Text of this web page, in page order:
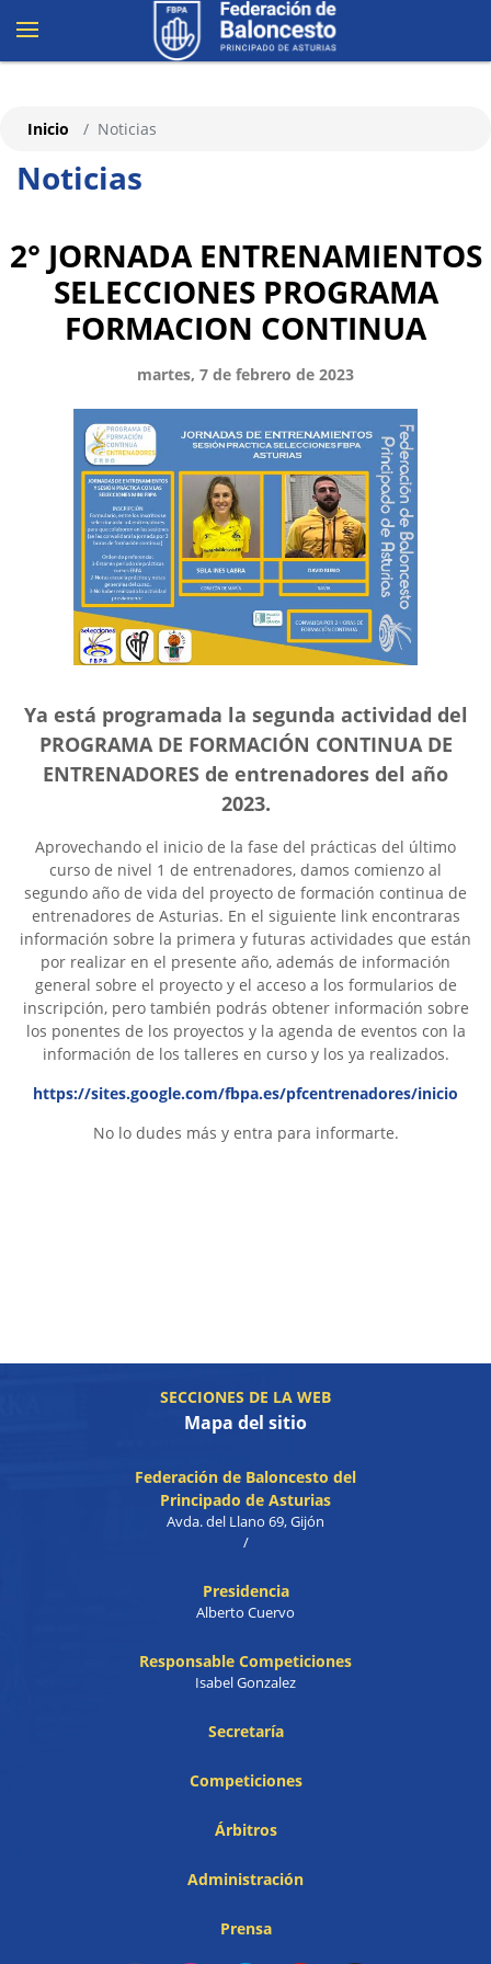
Noticias
Inicio Noticias
2° JORNADA ENTRENAMIENTOS
SELECCIONES PROGRAMA
FORMACION CONTINUA
martes, 7 de febrero de 2023
Ya está programada la segunda actividad del
PROGRAMA DE FORMACIÓN CONTINUA DE
ENTRENADORES de entrenadores del año
2023.
Aprovechando el inicio de la fase del prácticas del último
curso de nivel 1 de entrenadores, damos comienzo al
segundo año de vida del proyecto de formación continua de
entrenadores de Asturias. En el siguiente link encontraras
información sobre la primera y futuras actividades que están
por realizar en el presente año, además de información
general sobre el proyecto y el acceso a los formularios de
inscripción, pero también podrás obtener información sobre
los ponentes de los proyectos y la agenda de eventos con la
información de los talleres en curso y los ya realizados.
https://sites.google.com/fbpa.es/pfcentrenadores/inicio
No lo dudes más y entra para informarte.
SECCIONES DE LA WEB
Mapa del sitio
Federación de Baloncesto del
Principado de Asturias
Avda. del Llano 69, Gijón
/
Presidencia
Alberto Cuervo
Responsable Competiciones
Isabel Gonzalez
Secretaría
Competiciones
Árbitros
Administración
Prensa